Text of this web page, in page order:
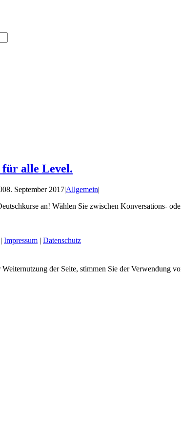
für alle Level.
8. September 2017|Allgemein|
an! Wählen Sie zwischen Konversations-
| Impressum | Datenschutz
der Seite, stimmen Sie der Verwendung